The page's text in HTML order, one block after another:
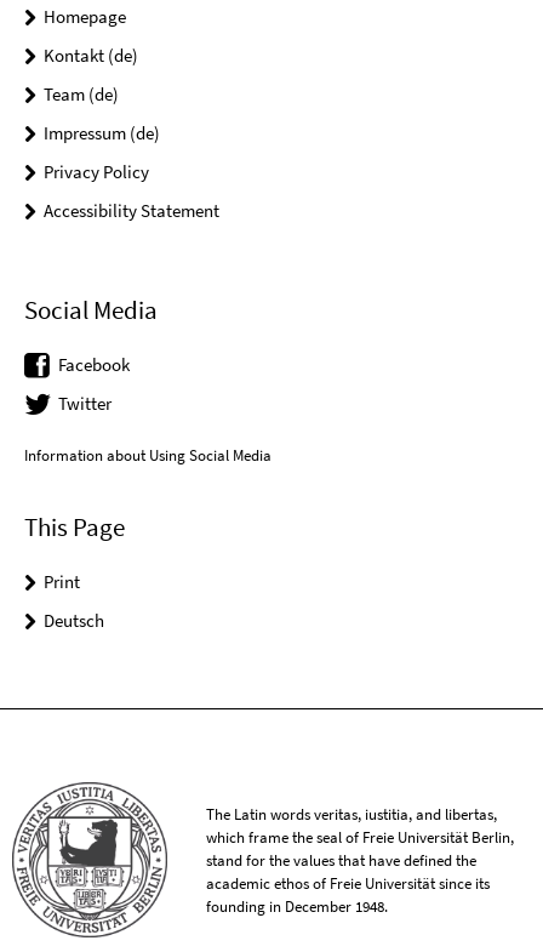
Homepage
Kontakt (de)
Team (de)
Impressum (de)
Privacy Policy
Accessibility Statement
Social Media
Facebook
Twitter
Information about Using Social Media
This Page
Print
Deutsch
The Latin words veritas, iustitia, and libertas,
which frame the seal of Freie Universität Berlin,
stand for the values that have defined the
academic ethos of Freie Universität since its
founding in December 1948.